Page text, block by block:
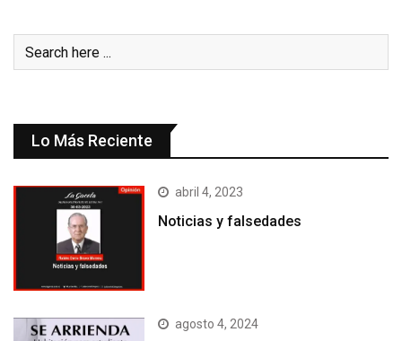
Lo Más Reciente
abril 4, 2023
Noticias y falsedades
agosto 4, 2024